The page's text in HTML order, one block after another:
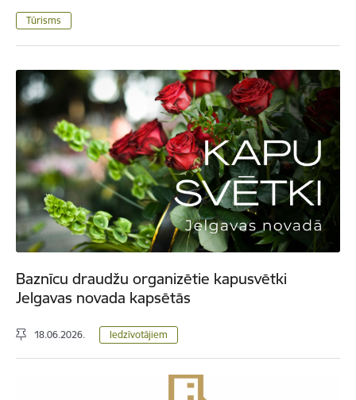
Tūrisms
Baznīcu draudžu organizētie kapusvētki
Jelgavas novada kapsētās
18.06.2026. Iedzīvotājiem